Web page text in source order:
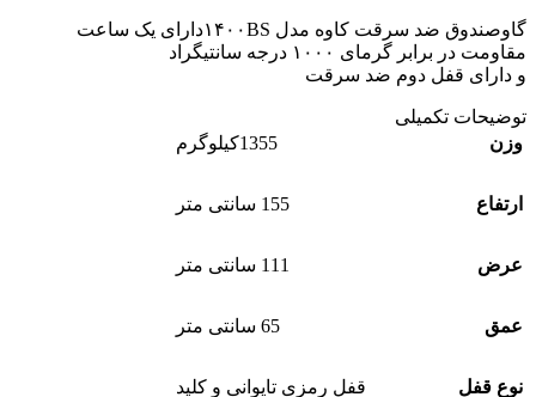
گاوصندوق ضد سرقت کاوه مدل ۱۴۰۰BSدارای یک ساعت
مقاومت در برابر گرمای ۱۰۰۰ درجه سانتیگراد
و دارای قفل دوم ضد سرقت
توضیحات تکمیلی
وزن
1355کیلوگرم
ارتفاع 155 سانتی متر
عرض 111 سانتی متر
عمق 65 سانتی متر
نوع قفل قفل رمزی تایوانی و کلید